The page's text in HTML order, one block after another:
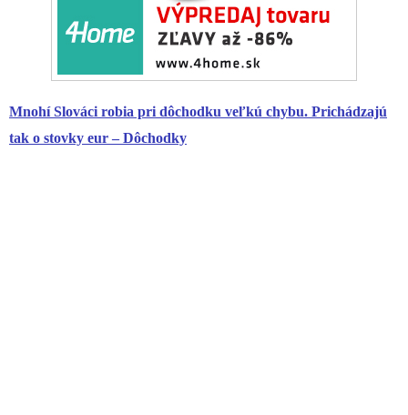
Mnohí Slováci robia pri dôchodku veľkú chybu. Prichádzajú
tak o stovky eur – Dôchodky